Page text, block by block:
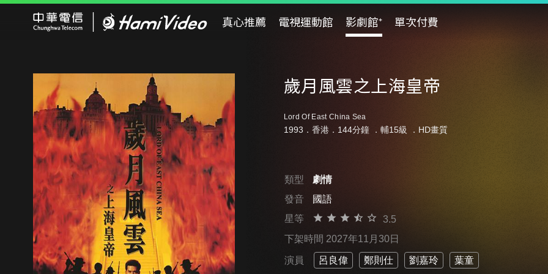
真心推薦 電視運動館 影劇館⁺ 單次付費
歲月風雲之上海皇帝
Lord Of East China Sea
1993．香港．144分鐘 ． 輔15級 ．HD畫質
類型
劇情
發音
國語
星等
3.5
下架時間 2027年11月30日
演員 呂良偉 鄭則仕 劉嘉玲 葉童